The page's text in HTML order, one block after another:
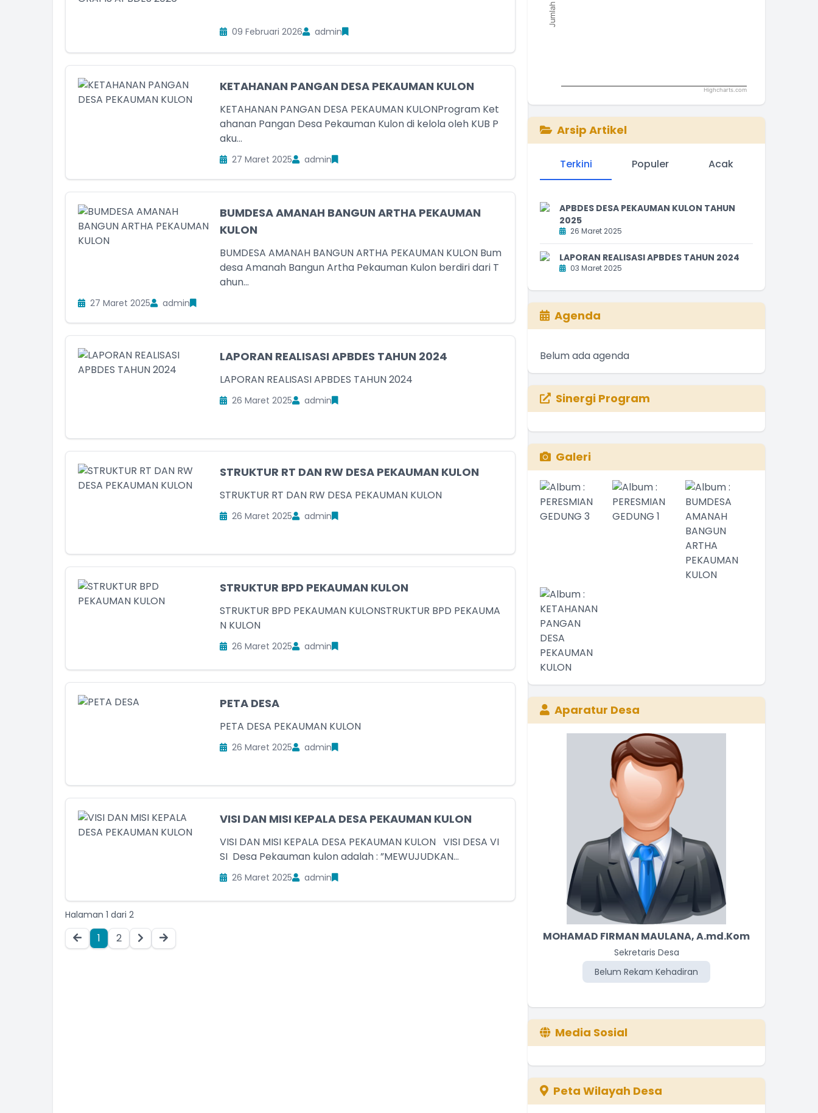
09 Februari 2026 admin
KETAHANAN PANGAN DESA PEKAUMAN KULON
KETAHANAN PANGAN DESA PEKAUMAN KULONProgram Ket
ahanan Pangan Desa Pekauman Kulon di kelola oleh KUB P
aku...
27 Maret 2025 admin
BUMDESA AMANAH BANGUN ARTHA PEKAUMAN
KULON
BUMDESA AMANAH BANGUN ARTHA PEKAUMAN KULON Bum
desa Amanah Bangun Artha Pekauman Kulon berdiri dari T
ahun...
27 Maret 2025 admin
LAPORAN REALISASI APBDES TAHUN 2024
LAPORAN REALISASI APBDES TAHUN 2024
26 Maret 2025 admin
STRUKTUR RT DAN RW DESA PEKAUMAN KULON
STRUKTUR RT DAN RW DESA PEKAUMAN KULON
26 Maret 2025 admin
STRUKTUR BPD PEKAUMAN KULON
STRUKTUR BPD PEKAUMAN KULONSTRUKTUR BPD PEKAUMA
N KULON
26 Maret 2025 admin
PETA DESA
PETA DESA PEKAUMAN KULON
26 Maret 2025 admin
VISI DAN MISI KEPALA DESA PEKAUMAN KULON
VISI DAN MISI KEPALA DESA PEKAUMAN KULON VISI DESA VI
SI Desa Pekauman kulon adalah : ”MEWUJUDKAN...
26 Maret 2025 admin
Halaman 1 dari 2
1 2
Jumlah
Highcharts.com
Arsip Artikel
Terkini Populer Acak
APBDES DESA PEKAUMAN KULON TAHUN
2025
26 Maret 2025
LAPORAN REALISASI APBDES TAHUN 2024
03 Maret 2025
Agenda
Belum ada agenda
Sinergi Program
Galeri
Aparatur Desa
MOCH. BAHAUUT TAUFIK MOHAMAD FIRMAN MAULANA, A.md.Kom
Sekretaris Desa
Belum Rekam Kehadiran
Media Sosial
Peta Wilayah Desa